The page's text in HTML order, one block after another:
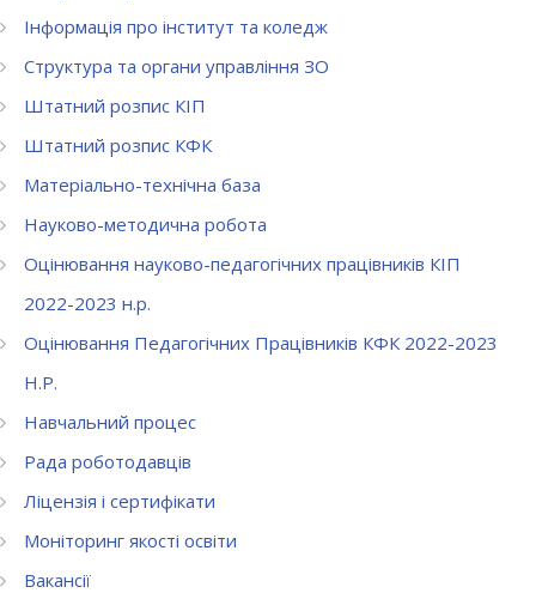
Інформація про інститут та коледж
Структура та органи управління ЗО
Штатний розпис КІП
Штатний розпис КФК
Матеріально-технічна база
Науково-методична робота
Оцінювання науково-педагогічних працівників КІП
2022-2023 н.р.
Оцінювання Педагогічних Працівників КФК 2022-2023
Н.Р.
Навчальний процес
Рада роботодавців
Ліцензія і сертифікати
Моніторинг якості освіти
Вакансії